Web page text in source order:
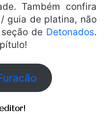
Também confira
guia de platina, não
de Detonados.